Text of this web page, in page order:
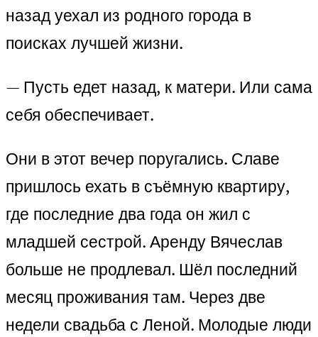
назад уехал из родного города в
поисках лучшей жизни.
— Пусть едет назад, к матери. Или сама
себя обеспечивает.
Они в этот вечер поругались. Славе
пришлось ехать в съёмную квартиру,
где последние два года он жил с
младшей сестрой. Аренду Вячеслав
больше не продлевал. Шёл последний
месяц проживания там. Через две
недели свадьба с Леной. Молодые люди